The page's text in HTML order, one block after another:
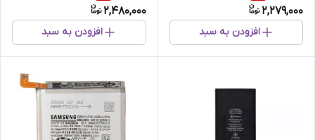
2,279,000
افزودن به سبد
2,480,000
افزودن به سبد